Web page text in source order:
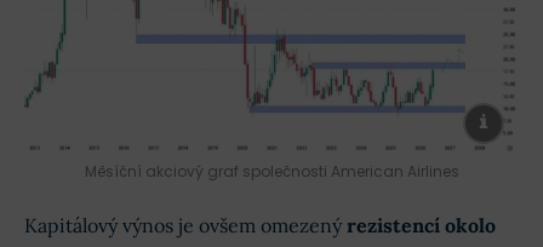
Měsíční akciový graf společnosti American Airlines
Kapitálový výnos je ovšem omezený rezistencí okolo